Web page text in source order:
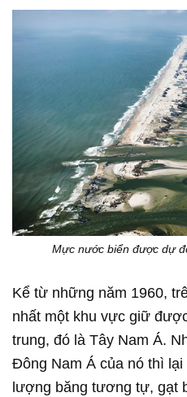
Mực nước biển được dự
Kể từ những năm 1960,
nhất một khu vực giữ
trung, đó là Tây Nam Á.
Đông Nam Á của nó thì lại
lượng băng tương tự, gạt